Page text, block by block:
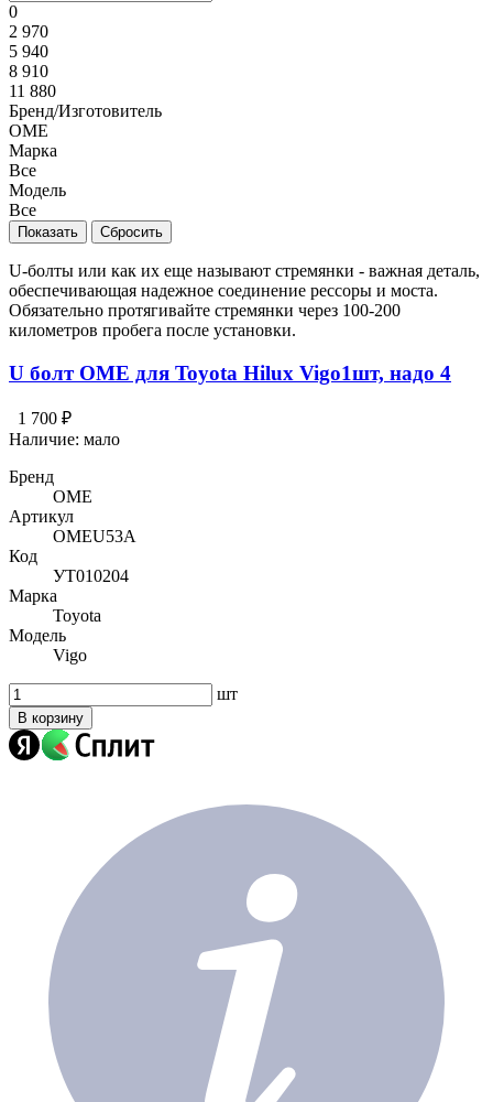
По популярности
0
2 970
5 940
8 910
11 880
Бренд/Изготовитель
OME
Марка
Все
Модель
Все
U-болты или как их еще называют стремянки - важная деталь,
обеспечивающая надежное соединение рессоры и моста.
Обязательно протягивайте стремянки через 100-200
километров пробега после установки.
U болт OME для Toyota Hilux Vigo1шт, надо 4
1 700 ₽
Наличие: мало
Бренд
OME
Артикул
OMEU53A
Код
УТ010204
Марка
Toyota
Модель
Vigo
шт
В корзину